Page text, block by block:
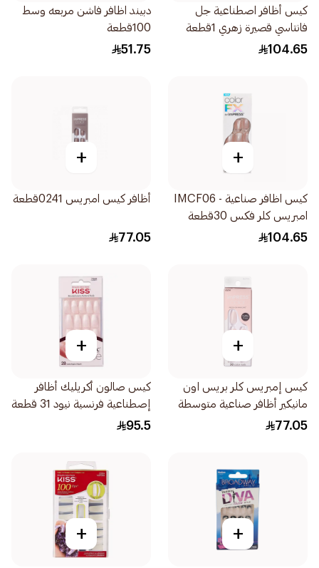
كيس أظافر اصطناعية جل
فانتاسي قصيرة زهري 1قطعة
104.65
دبيند اظافر فاشن مربعه وسط
100قطعة
51.75
+
كيس اظافر صناعية - IMCF06
امبريس كلر فكس 30قطعة
104.65
+
أظافر كيس امبريس 0241قطعة
77.05
+
كيس إمبريس كلر بريس اون
مانيكير أظافر صناعية متوسطة
30قطعة
77.05
+
كيس صالون أكريليك أظافر
إصطناعية فرنسية نيود 31 قطعة
95.5
+
+